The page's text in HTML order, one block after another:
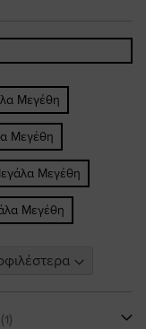
Μεγέθη
Μεγέθη
Μεγέθη
Μεγέθη